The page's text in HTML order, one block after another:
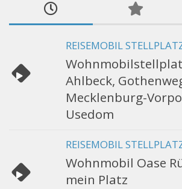
REISEMOBIL
Ahlbeck,
Mecklenburg-
Usedom
REISEMOBIL
Wohnmobil Oase
mein Platz